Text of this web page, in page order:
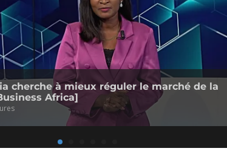
cherche à mieux réguler le marché de la
Africa]